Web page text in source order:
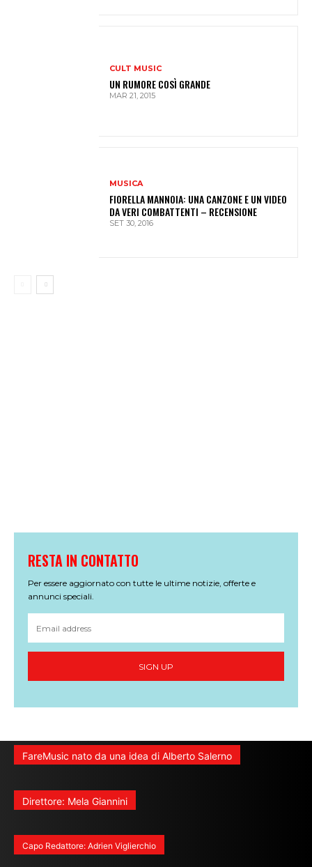
CULT MUSIC
UN RUMORE COSÌ GRANDE
MAR 21, 2015
MUSICA
FIORELLA MANNOIA: UNA CANZONE E UN VIDEO
DA VERI COMBATTENTI – RECENSIONE
SET 30, 2016
RESTA IN CONTATTO
Per essere aggiornato con tutte le ultime notizie, offerte e
annunci speciali.
SIGN UP
FareMusic nato da una idea di Alberto Salerno
Direttore: Mela Giannini
Capo Redattore: Adrien Viglierchio